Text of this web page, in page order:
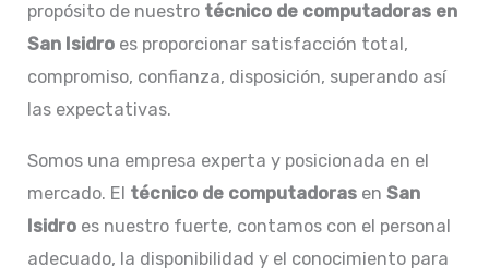
propósito de nuestro técnico de computadoras en
San Isidro es proporcionar satisfacción total,
compromiso, confianza, disposición, superando así
las expectativas.
Somos una empresa experta y posicionada en el
mercado. El técnico de computadoras enSan
Isidro es nuestro fuerte, contamos con el personal
adecuado, la disponibilidad y el conocimiento para